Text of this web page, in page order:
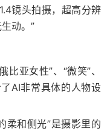
镜头拍摄，超高分辨
动。”
比亚女性”、“微笑”、
AI非常具体的人物设
柔和侧光”是摄影里的